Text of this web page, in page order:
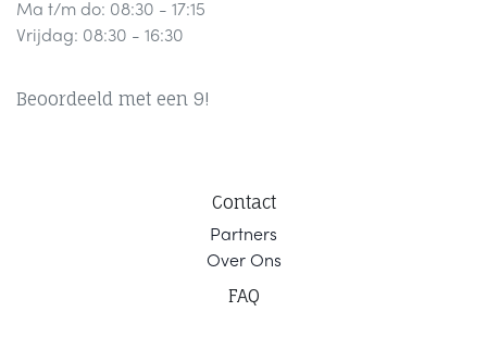
Ma t/m do: 08:30 - 17:15
Vrijdag: 08:30 - 16:30
Beoordeeld met een 9!
Contact
Partners
Over Ons
FAQ